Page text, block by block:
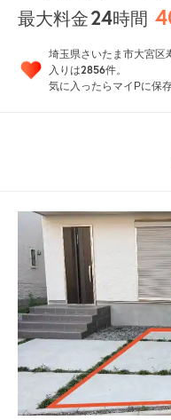
最大料金24時間
埼玉県さいたま市大宮区
入りは2856件。
気に入ったらマイPに保